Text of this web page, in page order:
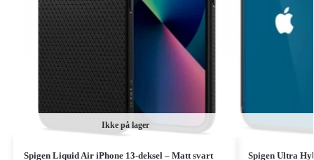
Ikke på lager
Spigen Liquid Air iPhone 13-deksel – Matt svart Spigen Ultra